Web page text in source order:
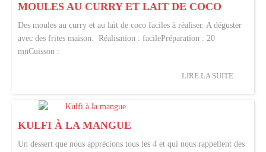
MOULES AU CURRY ET LAIT DE COCO
Des moules au curry et au lait de coco faciles à réaliser. A déguster
avec des frites maison. Réalisation : facilePréparation : 20
mnCuisson :
LIRE LA SUITE
KULFI À LA MANGUE
Un dessert que nous apprécions tous les 4 et qui nous rappellent des